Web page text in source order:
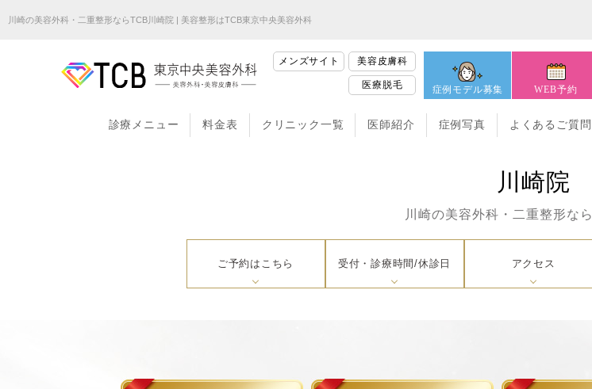
川崎の美容外科・二重整形ならTCB川崎院 | 美容整形はTCB東京中央美容外科
メンズサイト 美容皮膚科
医療脱毛 症例モデル募集 WEB予約
診療メニュー 料金表 クリニック一覧 医師紹介 症例写真 よくあるご質問
川崎院
川崎の美容外科・二重整形なら
ご予約はこちら 受付・診療時間/休診日 アクセス